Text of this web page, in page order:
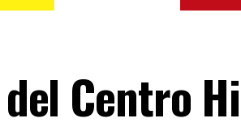
Centro